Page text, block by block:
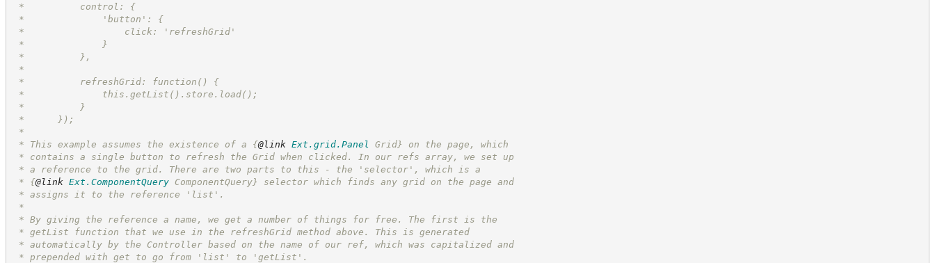
*          control: {
*              'button': {
*                  click: 'refreshGrid'
*              }
*          },
*
*          refreshGrid: function() {
*              this.getList().store.load();
*          }
*      });
*
* This example assumes the existence of a {@link Ext.grid.Panel Grid} on the page, which
* contains a single button to refresh the Grid when clicked. In our refs array, we set up
* a reference to the grid. There are two parts to this - the 'selector', which is a
* {@link Ext.ComponentQuery ComponentQuery} selector which finds any grid on the page and
* assigns it to the reference 'list'.
*
* By giving the reference a name, we get a number of things for free. The first is the
* getList function that we use in the refreshGrid method above. This is generated
* automatically by the Controller based on the name of our ref, which was capitalized and
* prepended with get to go from 'list' to 'getList'.